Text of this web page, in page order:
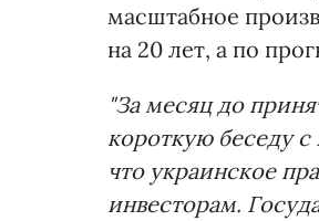
масштабное
на 20 лет, а по
"За месяц до
короткую беседу
что украинское
инвесторам.